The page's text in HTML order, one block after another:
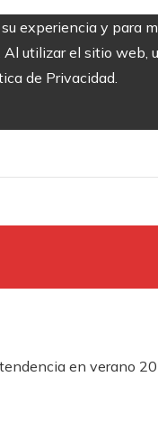
experiencia y para
utilizar el sitio
de Privacidad.
en verano